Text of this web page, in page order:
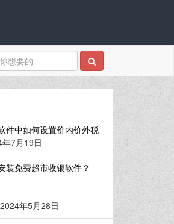
件中如何设置价内价外税
7月19日
装免费超市收银软件？
2024年5月28日